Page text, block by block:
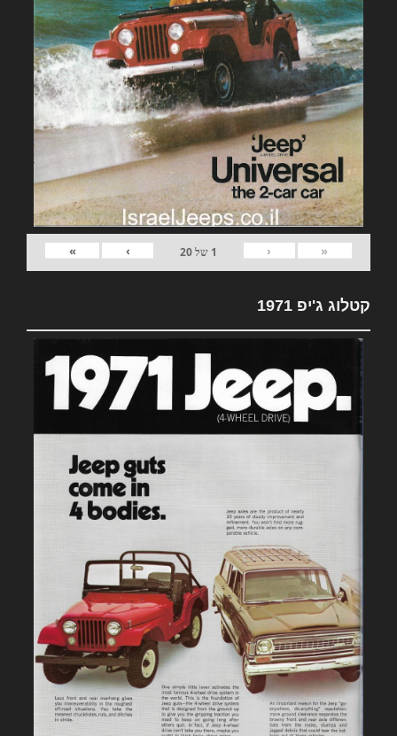
«
‹
1 של20
›
»
קטלוג ג'יפ 1971